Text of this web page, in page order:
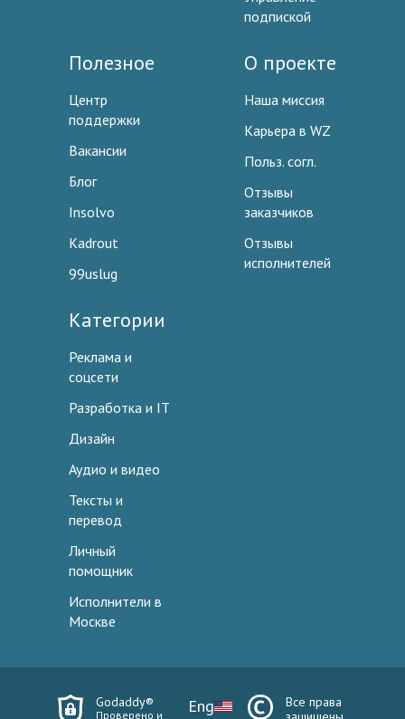
подпиской
Полезное
Центр
поддержки
Вакансии
Блог
Insolvo
Kadrout
99uslug
О проекте
Наша миссия
Карьера в WZ
Польз. согл.
Отзывы
заказчиков
Отзывы
исполнителей
Категории
Реклама и
соцсети
Разработка и IT
Дизайн
Аудио и видео
Тексты и
перевод
Личный
помощник
Исполнители в
Москве
Godaddy®
Проверено и Eng
Все права